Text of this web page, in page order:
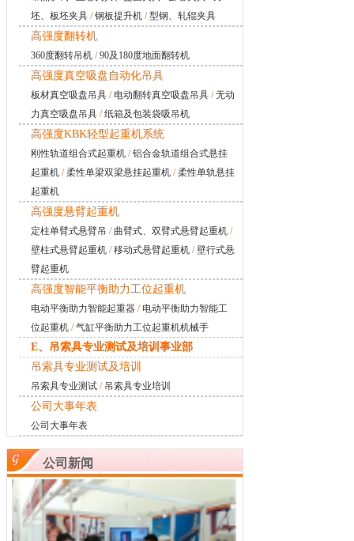
坯、板坯夹具 /钢板提升机 /型钢、轧辊夹具
高强度翻转机
360度翻转吊机 /90及180度地面翻转机
高强度真空吸盘自动化吊具
板材真空吸盘吊具 / 电动翻转真空吸盘吊具 /无动
力真空吸盘吊具 /纸箱及包装袋吸吊机
高强度KBK轻型起重机系统
刚性轨道组合式起重机 /铝合金轨道组合式悬挂
起重机 /柔性单梁双梁悬挂起重机 /柔性单轨悬挂
起重机
高强度悬臂起重机
定柱单臂式悬臂吊 /曲臂式、双臂式悬臂起重机 /
壁柱式悬臂起重机 /移动式悬臂起重机 /壁行式悬
臂起重机
高强度智能平衡助力工位起重机
电动平衡助力智能起重器 / 电动平衡助力智能工
位起重机 /气缸平衡助力工位起重机机械手
E、吊索具专业测试及培训事业部
吊索具专业测试及培训
吊索具专业测试 / 吊索具专业培训
公司大事年表
公司大事年表
公司新闻